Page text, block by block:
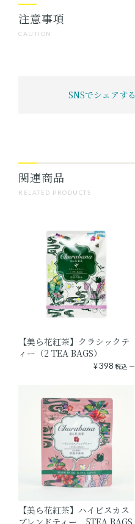
CAUTION
注意事項
SNSでシェアする
RELATED PRODUCTS
関連商品
【美ら花紅茶】クラシックテ
ィー（2 TEA BAGS）
¥398 税込
【美ら花紅茶】ハイビスカス